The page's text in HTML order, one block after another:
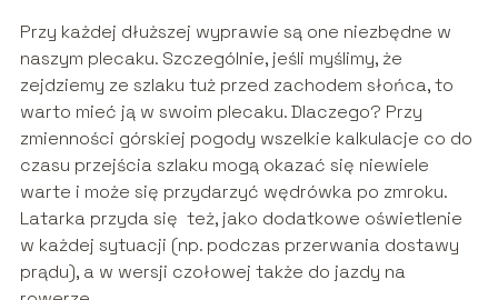
Przy każdej dłuższej wyprawie są one niezbędne w
naszym plecaku. Szczególnie, jeśli myślimy, że
zejdziemy ze szlaku tuż przed zachodem słońca, to
warto mieć ją w swoim plecaku. Dlaczego? Przy
zmienności górskiej pogody wszelkie kalkulacje co do
czasu przejścia szlaku mogą okazać się niewiele
warte i może się przydarzyć wędrówka po zmroku.
Latarka przyda się też, jako dodatkowe oświetlenie
w każdej sytuacji (np. podczas przerwania dostawy
prądu), a w wersji czołowej także do jazdy na